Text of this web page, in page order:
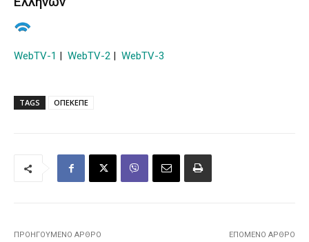
WebTV-1 | WebTV-2 | WebTV-3
TAGS ΟΠΕΚΕΠΕ
ΠΡΟΗΓΟΎΜΕΝΟ ΆΡΘΡΟ ΕΠΌΜΕΝΟ ΆΡΘΡΟ